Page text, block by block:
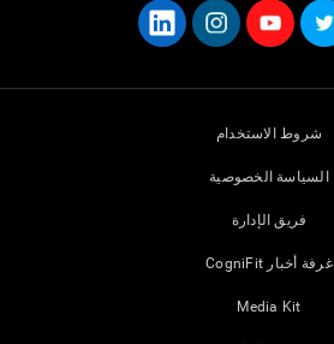
شروط الاستخدام
السياسة الخصوصية
فريق الإدارة
غرفة أخبار CogniFit
Media Kit